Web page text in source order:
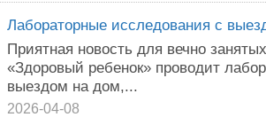
Лабораторные исследования с
Приятная новость для вечно
«Здоровый ребенок» проводит
выездом на дом,...
2026-04-08